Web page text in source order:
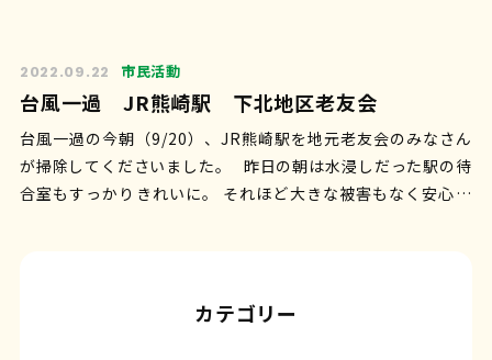
2022.09.22 市民活動
台風一過 JR熊崎駅 下北地区老友会
台風一過の今朝（9/20）、JR熊崎駅を地元老友会のみなさん
が掃除してくださいました。 昨日の朝は水浸しだった駅の待
合室もすっかりきれいに。 それほど大きな被害もなく安心し
カテゴリー